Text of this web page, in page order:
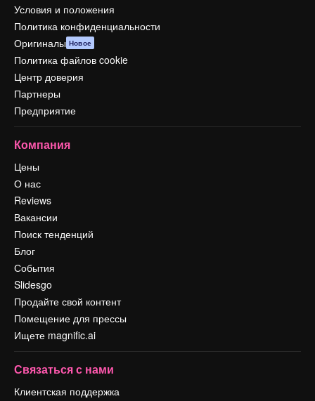
Условия и положения
Политика конфиденциальности
Оригиналы Новое
Политика файлов cookie
Центр доверия
Партнеры
Предприятие
Компания
Цены
О нас
Reviews
Вакансии
Поиск тенденций
Блог
События
Slidesgo
Продайте свой контент
Помещение для прессы
Ищете magnific.ai
Связаться с нами
Клиентская поддержка